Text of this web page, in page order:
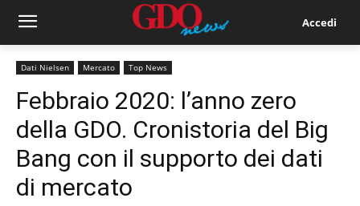
Accedi
Dati Nielsen Mercato Top News
Febbraio 2020: l’anno zero
della GDO. Cronistoria del Big
Bang con il supporto dei dati
di mercato